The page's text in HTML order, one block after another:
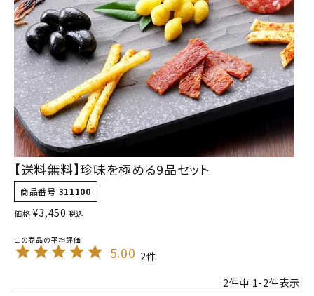
【送料無料】珍味を極める9品セット
商品番号 311100
価格 ¥3,450 税込
5.00 2
2件中 1-2件表示